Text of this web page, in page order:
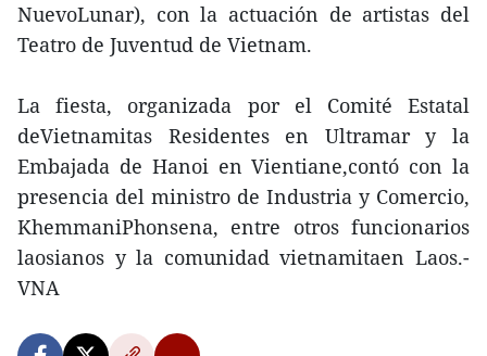
NuevoLunar), con la actuación de artistas del
Teatro de Juventud de Vietnam.
La fiesta, organizada por el Comité Estatal
deVietnamitas Residentes en Ultramar y la
Embajada de Hanoi en Vientiane,contó con la
presencia del ministro de Industria y Comercio,
KhemmaniPhonsena, entre otros funcionarios
laosianos y la comunidad vietnamitaen Laos.-
VNA